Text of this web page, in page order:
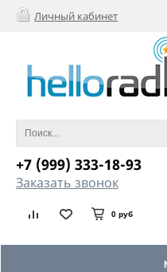
Личный кабинет
+7 (999) 333-18-93
Заказать звонок
0 руб